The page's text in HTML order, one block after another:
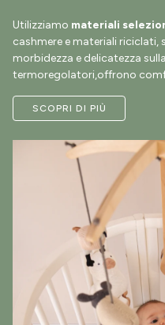
Utilizziamo materiali
cashmere e materiali
morbidezza e delicatezza
termoregolatori,offrono
SCOPRI DI PIÙ